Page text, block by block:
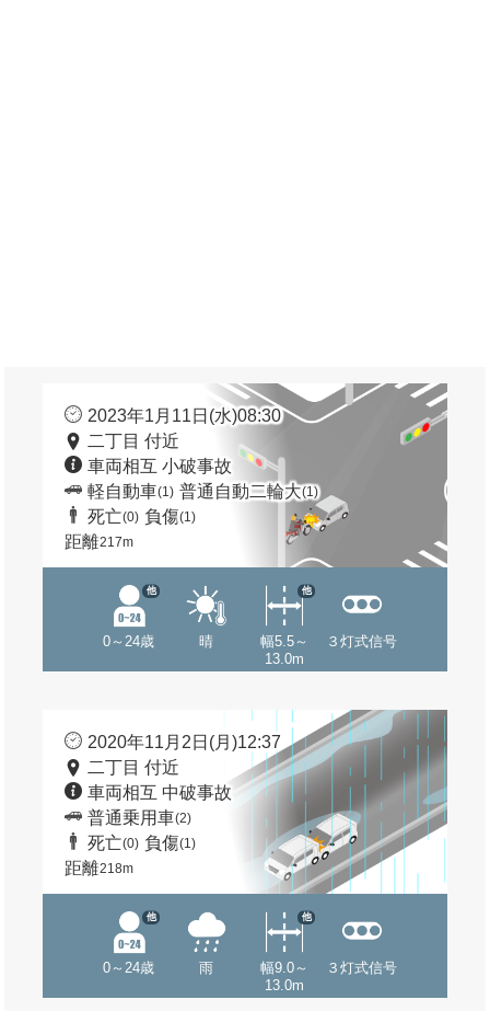
2023年1月11日(水)08:30
二丁目 付近
車両相互 小破事故
軽自動車(1) 普通自動二輪大(1)
死亡(0) 負傷(1)
距離217m
0～24歳
他
晴
幅5.5～
13.0m
他
３灯式信号
2020年11月2日(月)12:37
二丁目 付近
車両相互 中破事故
普通乗用車(2)
死亡(0) 負傷(1)
距離218m
0～24歳
他
雨
幅9.0～
13.0m
他
３灯式信号